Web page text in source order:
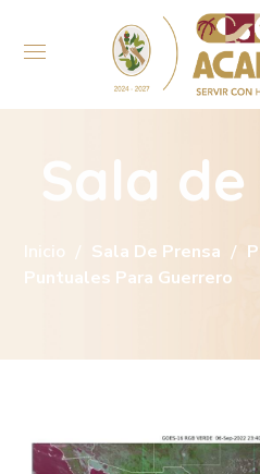
Sala
Inicio Sala De Prensa
Puntuales Para Guerrero